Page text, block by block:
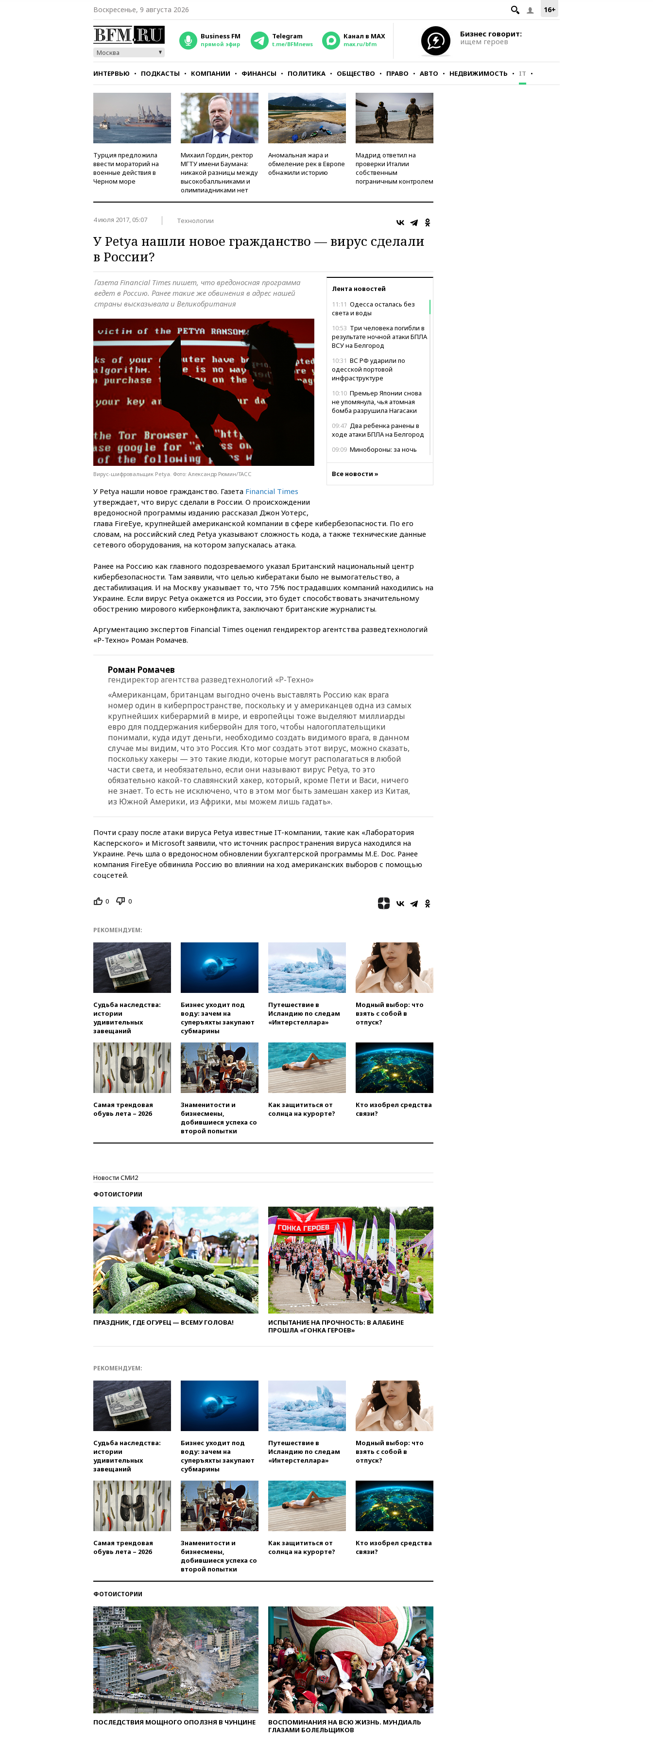
16+
Воскресенье, 9 августа 2026
Москва
Business FM
прямой эфир
Telegram
t.me/BFMnews
Канал в MAX
max.ru/bfm
Бизнес говорит:
ищем героев
ИНТЕРВЬЮ ПОДКАСТЫ КОМПАНИИ ФИНАНСЫ ПОЛИТИКА ОБЩЕСТВО ПРАВО АВТО НЕДВИЖИМОСТЬ IT
СТИЛЬ ТЕСТЫ
Турция предложила
ввести мораторий на
военные действия в
Черном море
Михаил Гордин, ректор
МГТУ имени Баумана:
никакой разницы между
высокобалльниками и
олимпиадниками нет
Аномальная жара и
обмеление рек в Европе
обнажили историю
Мадрид ответил на
проверки Италии
собственным
пограничным контролем
4 июля 2017, 05:07 Технологии
У Petya нашли новое гражданство — вирус сделали
в России?
Лента новостей
11:11 Одесса осталась без
света и воды
10:53 Три человека погибли в
результате ночной атаки БПЛА
ВСУ на Белгород
10:31 ВС РФ ударили по
одесской портовой
инфраструктуре
10:10 Премьер Японии снова
не упомянула, чья атомная
бомба разрушила Нагасаки
09:47 Два ребенка ранены в
ходе атаки БПЛА на Белгород
09:09 Минобороны: за ночь
08:50 Состояние здоровья
06:25
обнаружили затонувшее
05:10
«Одиссея» Нолана
собрала в мировом прокате
свыше $1 млрд
высоких темпах строительства
недвижимости в Москве
01:20 Россиянин в среднем
съедает несколько арбузов за
вчера, 23:30 Жителя Нижнего
Тагила арестовали за реакции
в Теlegram
вчера, 22:50 Российский
режиссер Кирилл Соколов
снимет триллер для Netflix
вчера, 22:20 Турция призвала
к мораторию на удары по
торговым судам в Черном
море
вчера, 21:43
суда Венгрии согласился стать
Финляндия
введет экзамен для
претендентов на получение
гражданства
беспилотник, скорее всего,
был украинским
вчера, 18:56«Газпром»: объем
газа в европейских подземных
хранилищах достиг
антирекорда
вчера, 18:25ТАСС: Уиткофф и
Кушнер могут вскоре посетить
Москву и Киев
экс-председателя Верховного
суда на пост президента
Венгрии
вчера, 16:50Politico: «Газовая
авантюра Германии ставит под
вчера, 16:16 Беспилотник
вчера, 15:25При атаке БПЛА в
отец футболиста Лионеля
вчера, 14:43Турция
ограничила судоходство в
Черном море
вчера, 14:20Генпрокурором
США стал Тодд Бланш
вчера, 13:37Пляжи
Геленджика закрыты из-за
опасности БПЛА
вчера, 13:03Испания ввела
погранконтроль для
итальянских туристов
вчера, 12:27
атакой БПЛА, потушили
Лерчек
вчера, 11:07При
столкновении катера и лодки
под Самарой погибли два
человека
трассе «Новороссия»
восстановлено
над территорией РФ
вчера, 09:25Ильский НПЗ на
Кубани загорелся после
падения обломков дрона
сообщил о девяти БПЛА,
сбитых на подлете к Москве
российскими регионами
призвал белорусов покупать
избы в селах
вчера, 07:30Нигерия стала
крупнейшим поставщиком
авиатоплива в Европу
вчера, 06:30США и Колумбия
обсуждают координацию
усилий против наркотрафика
вчера, 05:30ВМС Испании
усилили присутствие в Сеуте
на фоне миграционного
кризиса
Все новости »
Газета Financial Times пишет, что вредоносная программа
ведет в Россию. Ранее такие же обвинения в адрес нашей
страны высказывала и Великобритания
Вирус-шифровальщик Petya. Фото: Александр Рюмин/ТАСС
У Petya нашли новое гражданство. Газета Financial Times
утверждает, что вирус сделали в России. О происхождении
вредоносной программы изданию рассказал Джон Уотерс,
глава FireEye, крупнейшей американской компании в сфере кибербезопасности. По его
словам, на российский след Petya указывают сложность кода, а также технические данные
сетевого оборудования, на котором запускалась атака.
Ранее на Россию как главного подозреваемого указал Британский национальный центр
кибербезопасности. Там заявили, что целью кибератаки было не вымогательство, а
дестабилизация. И на Москву указывает то, что 75% пострадавших компаний находились на
Украине. Если вирус Petya окажется из России, это будет способствовать значительному
обострению мирового киберконфликта, заключают британские журналисты.
Аргументацию экспертов Financial Times оценил гендиректор агентства разведтехнологий
«Р-Техно» Роман Ромачев.
Роман Ромачев
гендиректор агентства разведтехнологий «Р-Техно»
«Американцам, британцам выгодно очень выставлять Россию как врага
номер один в киберпространстве, поскольку и у американцев одна из самых
крупнейших киберармий в мире, и европейцы тоже выделяют миллиарды
евро для поддержания кибервойн для того, чтобы налогоплательщики
понимали, куда идут деньги, необходимо создать видимого врага, в данном
случае мы видим, что это Россия. Кто мог создать этот вирус, можно сказать,
поскольку хакеры — это такие люди, которые могут располагаться в любой
части света, и необязательно, если они называют вирус Petya, то это
обязательно какой-то славянский хакер, который, кроме Пети и Васи, ничего
не знает. То есть не исключено, что в этом мог быть замешан хакер из Китая,
из Южной Америки, из Африки, мы можем лишь гадать».
Почти сразу после атаки вируса Petya известные IT-компании, такие как «Лаборатория
Касперского» и Microsoft заявили, что источник распространения вируса находился на
Украине. Речь шла о вредоносном обновлении бухгалтерской программы M.E. Doc. Ранее
компания FireEye обвинила Россию во влиянии на ход американских выборов с помощью
соцсетей.
0 0
РЕКОМЕНДУЕМ:
Судьба наследства:
истории
удивительных
завещаний
Бизнес уходит под
воду: зачем на
суперъяхты закупают
субмарины
Путешествие в
Исландию по следам
«Интерстеллара»
Модный выбор: что
взять с собой в
отпуск?
Самая трендовая
обувь лета – 2026
Знаменитости и
бизнесмены,
добившиеся успеха со
второй попытки
Как защититься от
солнца на курорте?
Кто изобрел средства
связи?
Новости СМИ2
ФОТОИСТОРИИ
ПРАЗДНИК, ГДЕ ОГУРЕЦ — ВСЕМУ ГОЛОВА!
ИСПЫТАНИЕ НА ПРОЧНОСТЬ: В АЛАБИНЕ
ПРОШЛА «ГОНКА ГЕРОЕВ»
РЕКОМЕНДУЕМ:
Судьба наследства:
истории
удивительных
завещаний
Бизнес уходит под
воду: зачем на
суперъяхты закупают
субмарины
Путешествие в
Исландию по следам
«Интерстеллара»
Модный выбор: что
взять с собой в
отпуск?
Самая трендовая
обувь лета – 2026
Знаменитости и
бизнесмены,
добившиеся успеха со
второй попытки
Как защититься от
солнца на курорте?
Кто изобрел средства
связи?
ФОТОИСТОРИИ
ПОСЛЕДСТВИЯ МОЩНОГО ОПОЛЗНЯ В ЧУНЦИНЕ
ВОСПОМИНАНИЯ НА ВСЮ ЖИЗНЬ. МУНДИАЛЬ
ГЛАЗАМИ БОЛЕЛЬЩИКОВ